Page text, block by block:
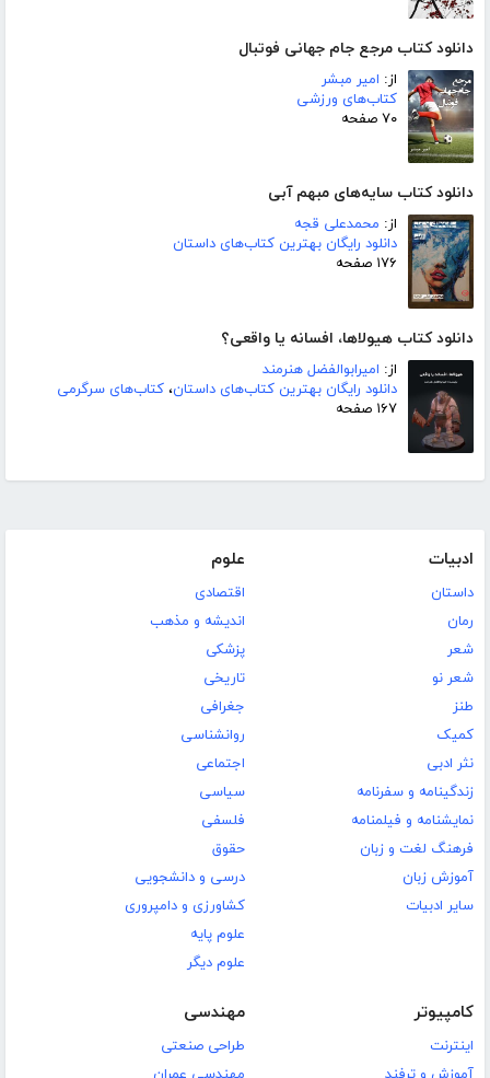
دانلود کتاب مرجع جام جهانی فوتبال
از: امیر مبشر
کتاب‌های ورزشی
۷۰ صفحه
دانلود کتاب سایه‌های مبهم آبی
از: محمدعلی قجه
دانلود رایگان بهترین کتاب‌های داستان
۱۷۶ صفحه
دانلود کتاب هیولاها، افسانه یا واقعی؟
از: امیرابوالفضل هنرمند
دانلود رایگان بهترین کتاب‌های داستان، کتاب‌های سرگرمی
۱۶۷ صفحه
ادبیات
داستان
رمان
شعر
شعر نو
طنز
کمیک
نثر ادبی
زندگینامه و سفرنامه
نمایشنامه و فیلمنامه
فرهنگ لغت و زبان
آموزش زبان
سایر ادبیات
علوم
اقتصادی
اندیشه و مذهب
پزشکی
تاریخی
جغرافی
روانشناسی
اجتماعی
سیاسی
فلسفی
حقوق
درسی و دانشجویی
کشاورزی و دامپروری
علوم پایه
علوم دیگر
کامپیوتر
اینترنت
مهندسی
طراحی صنعتی